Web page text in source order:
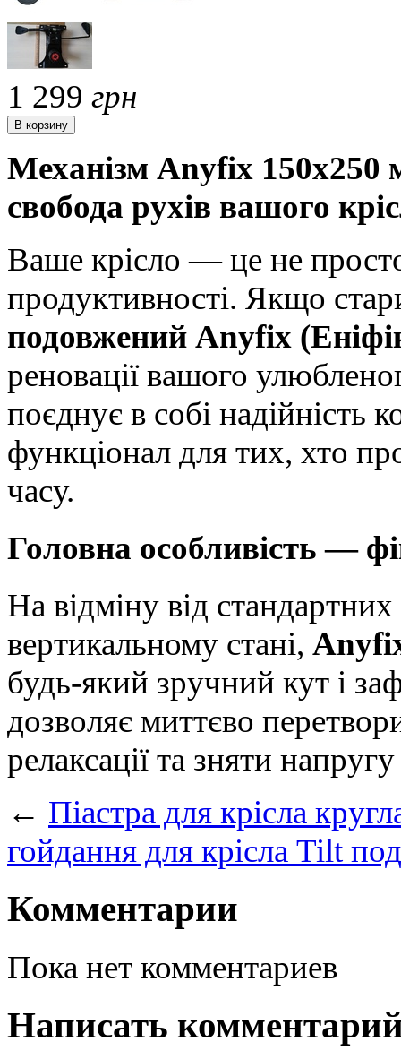
1 299 грн
Механізм Anyfix
свобода рухів вашого
Ваше крісло — це не
продуктивності. Якщо
подовжений Anyfix
реновації вашого
поєднує в собі надійність
функціонал для тих, хто
часу.
Головна особливість —
На відміну від
вертикальному стані,
будь-який зручний кут і
дозволяє миттєво
релаксації та зняти
← Піастра для крісла
гойдання для крісла Tilt
Комментарии
Пока нет комментариев
Написать